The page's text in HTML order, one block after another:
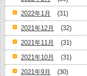
2022年1月
(31)
2021年12月
(32)
2021年11月
(31)
2021年10月
(31)
2021年9月
(30)